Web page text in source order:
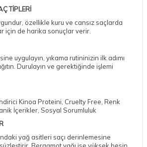
TİPLERİ
özellikle kuru ve cansız saçlarda
için de harika sonuçlar verir.
uygulayın, yıkama rutininizin ilk adımı
Durulayın ve gerektiğinde işlemi
Kinoa Proteini, Cruelty Free, Renk
İçerikler, Sosyal Sorumluluk
yağ asitleri saçı derinlemesine
Bergamot yağı ise yüksek besin